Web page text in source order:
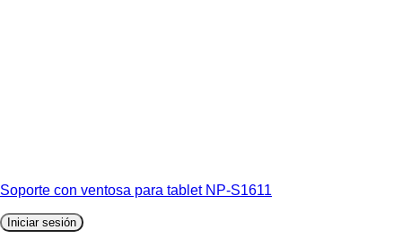
Soporte con ventosa para tablet NP-S1611
Iniciar sesión